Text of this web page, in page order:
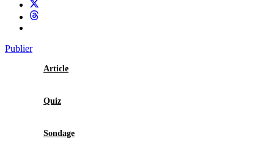
Publier
Article
Quiz
Sondage